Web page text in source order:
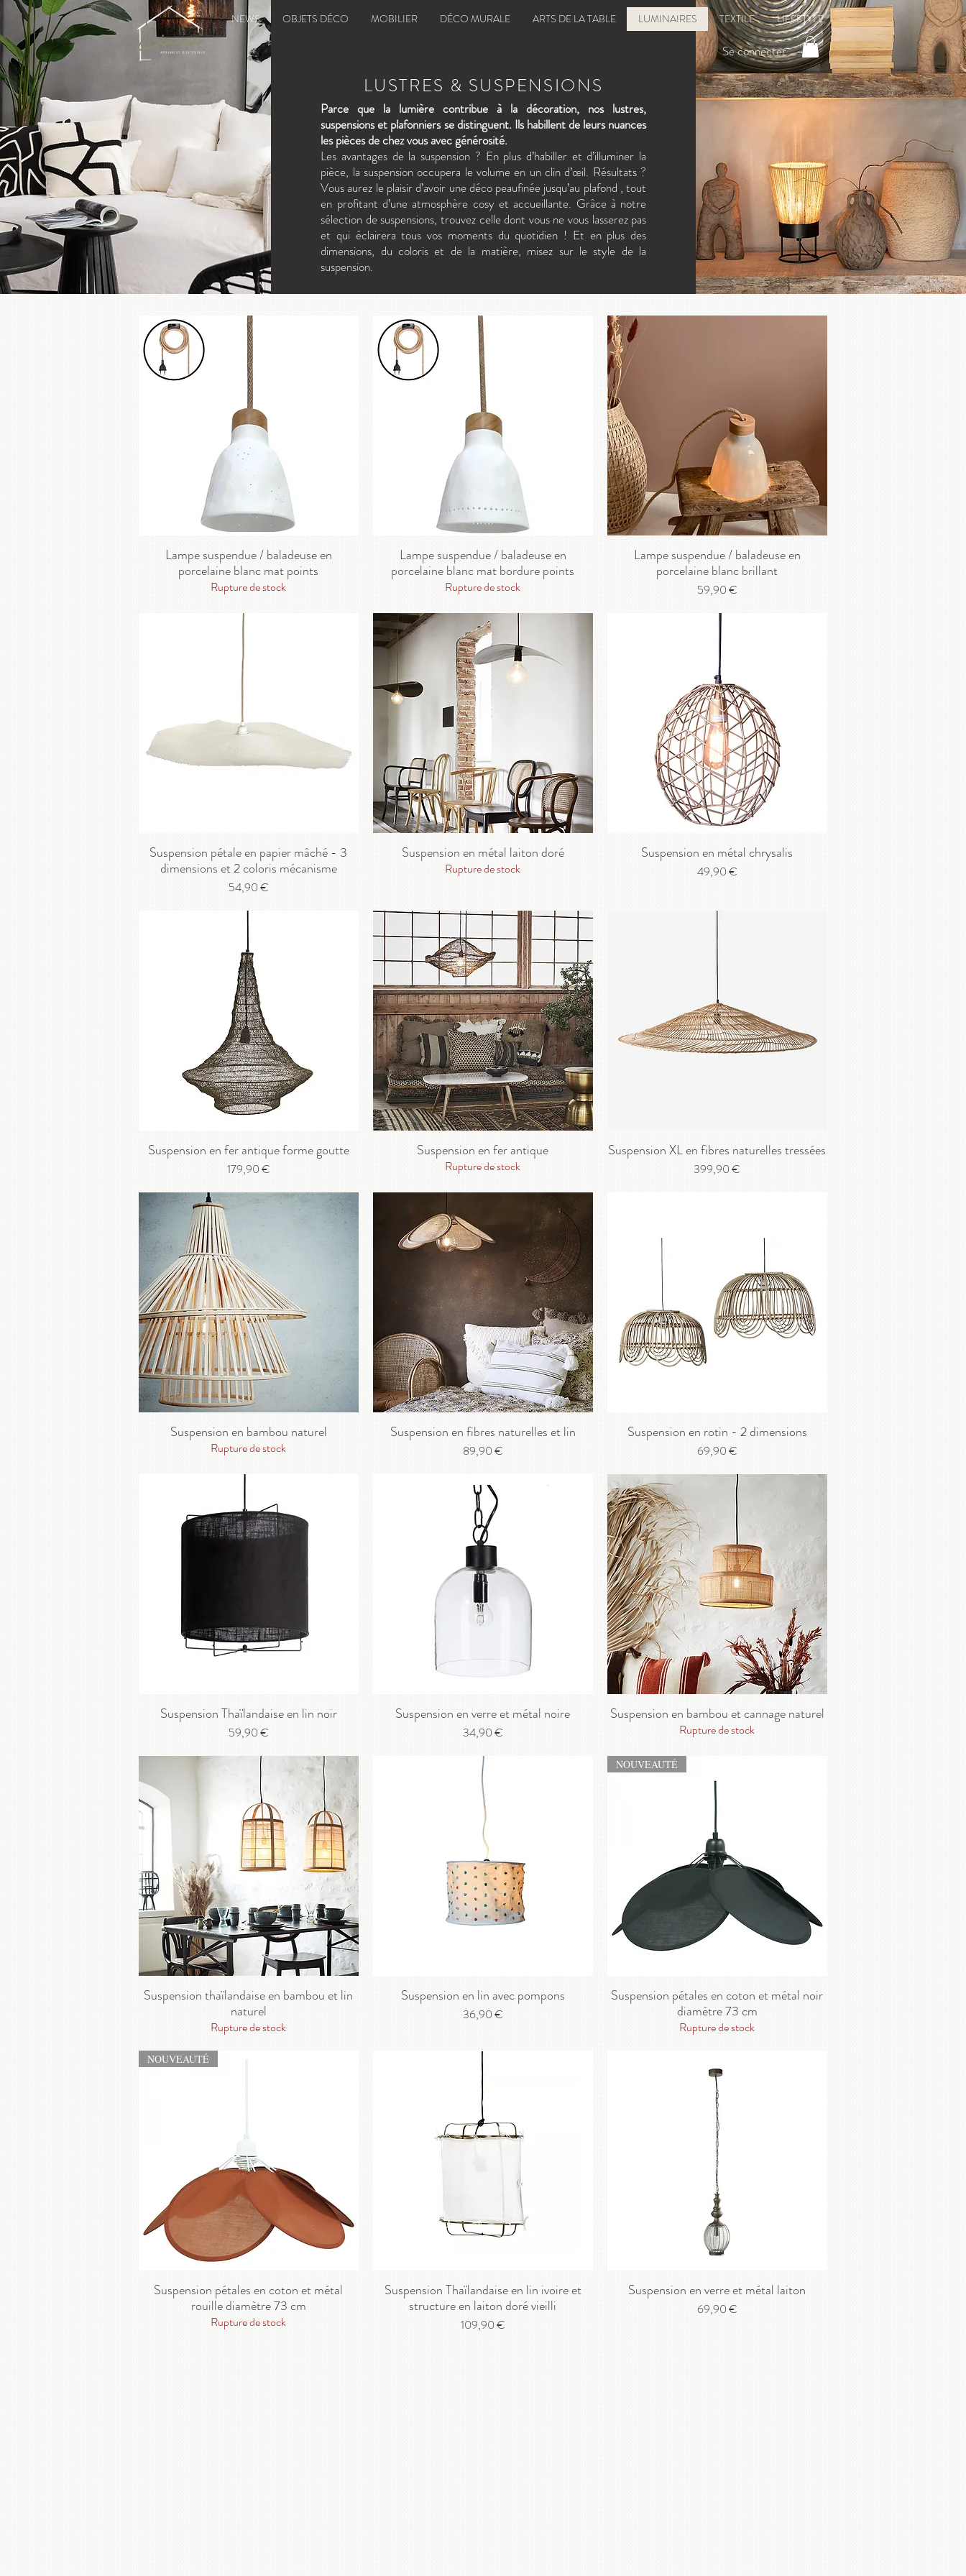
NEWS OBJETS DÉCO MOBILIER DÉCO MURALE ARTS DE LA TABLE LUMINAIRES TEXTILE LIFESTYLE
Se connecter
LUSTRES & SUSPENSIONS
Parce que la lumière contribue à la décoration, nos lustres,
suspensions et plafonniers se distinguent. Ils habillent de leurs nuances
les pièces de chez vous avec générosité.
Les avantages de la suspension ? En plus d’habiller et d’illuminer la
pièce, la suspension occupera le volume en un clin d’œil. Résultats ?
Vous aurez le plaisir d’avoir une déco peaufinée jusqu’au plafond , tout
en profitant d’une atmosphère cosy et accueillante. Grâce à notre
sélection de suspensions, trouvez celle dont vous ne vous lasserez pas
et qui éclairera tous vos moments du quotidien ! Et en plus des
dimensions, du coloris et de la matière, misez sur le style de la
suspension.
Lampe suspendue / baladeuse en
porcelaine blanc mat points
Rupture de stock
Lampe suspendue / baladeuse en
porcelaine blanc mat bordure points
Rupture de stock
Lampe suspendue / baladeuse en
porcelaine blanc brillant
Prix
59,90 €
Suspension pétale en papier mâché - 3
dimensions et 2 coloris mécanisme
Prix
54,90 €
Suspension en métal laiton doré
Rupture de stock
Suspension en métal chrysalis
Prix
49,90 €
Suspension en fer antique forme goutte
Prix
179,90 €
Suspension en fer antique
Rupture de stock
Suspension XL en fibres naturelles tressées
Prix
399,90 €
Suspension en bambou naturel
Rupture de stock
Suspension en fibres naturelles et lin
Prix
89,90 €
Suspension en rotin - 2 dimensions
Prix
69,90 €
Suspension Thaïlandaise en lin noir
Prix
59,90 €
Suspension en verre et métal noire
Prix
34,90 €
Suspension en bambou et cannage naturel
Rupture de stock
Suspension thaïlandaise en bambou et lin
naturel
Rupture de stock
Suspension en lin avec pompons
Prix
36,90 €
NOUVEAUTÉ
Suspension pétales en coton et métal noir
diamètre 73 cm
Rupture de stock
NOUVEAUTÉ
Suspension pétales en coton et métal
rouille diamètre 73 cm
Rupture de stock
Suspension Thaïlandaise en lin ivoire et
structure en laiton doré vieilli
Prix
109,90 €
Suspension en verre et métal laiton
Prix
69,90 €